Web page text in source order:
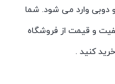
وارد می شود. شما
و قیمت از فروشگاه
کنید .